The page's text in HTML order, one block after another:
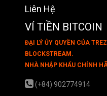
Liên Hệ
VÍ TIỀN BITCOIN
ĐẠI LÝ ỦY QUYỀN CỦA
BLOCKSTREAM.
NHÀ NHẬP KHẨU CHÍNH
(+84) 902774914